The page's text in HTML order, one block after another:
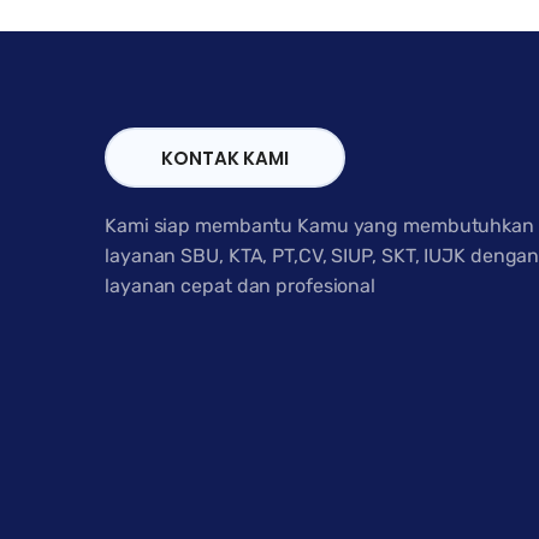
KONTAK KAMI
Kami siap membantu Kamu yang membutuhkan
layanan SBU, KTA, PT,CV, SIUP, SKT, IUJK dengan
layanan cepat dan profesional